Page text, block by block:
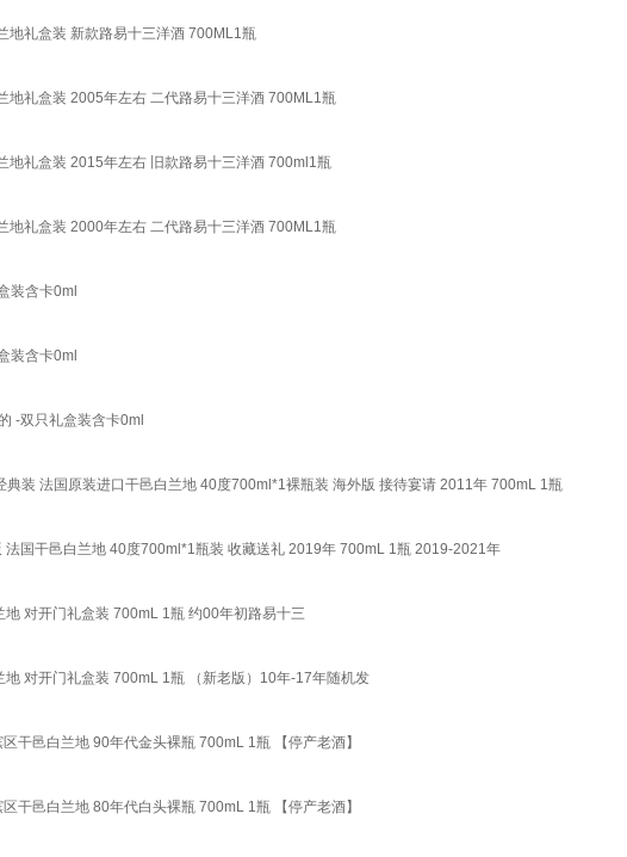
地礼盒装 新款路易十三洋酒 700ML1瓶
地礼盒装 2005年左右 二代路易十三洋酒 700ML1瓶
地礼盒装 2015年左右 旧款路易十三洋酒 700ml1瓶
地礼盒装 2000年左右 二代路易十三洋酒 700ML1瓶
装含卡0ml
装含卡0ml
-双只礼盒装含卡0ml
装 法国原装进口干邑白兰地 40度700ml*1裸瓶装 海外版 接待宴请 2011年 700mL 1瓶
国干邑白兰地 40度700ml*1瓶装 收藏送礼 2019年 700mL 1瓶 2019-2021年
对开门礼盒装 700mL 1瓶 约00年初路易十三
对开门礼盒装 700mL 1瓶 （新老版）10年-17年随机发
干邑白兰地 90年代金头裸瓶 700mL 1瓶 【停产老酒】
干邑白兰地 80年代白头裸瓶 700mL 1瓶 【停产老酒】